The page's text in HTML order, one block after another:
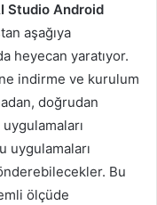
Studio Android
aşağıya
heyecan yaratıyor.
indirme ve kurulum
doğrudan
uygulamaları
Bu
ölçüde